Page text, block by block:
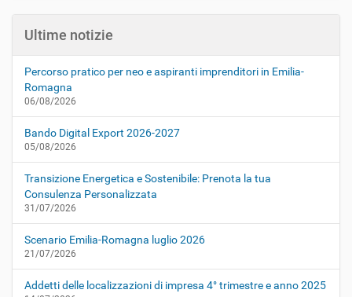
Ultime notizie
Percorso pratico per neo e aspiranti imprenditori in Emilia-
Romagna
06/08/2026
Bando Digital Export 2026-2027
05/08/2026
Transizione Energetica e Sostenibile: Prenota la tua
Consulenza Personalizzata
31/07/2026
Scenario Emilia-Romagna luglio 2026
21/07/2026
Addetti delle localizzazioni di impresa 4° trimestre e anno 2025